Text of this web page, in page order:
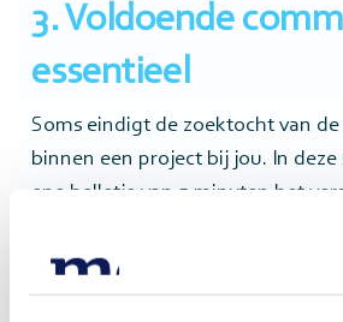
3. Voldoende
essentieel
Soms eindigt de zoektocht van
binnen een project bij jou. In
ene belletje van 5 minuten het
resultaat. Zorg er dan ook voor
mogelijkheid neemt om bijtijds